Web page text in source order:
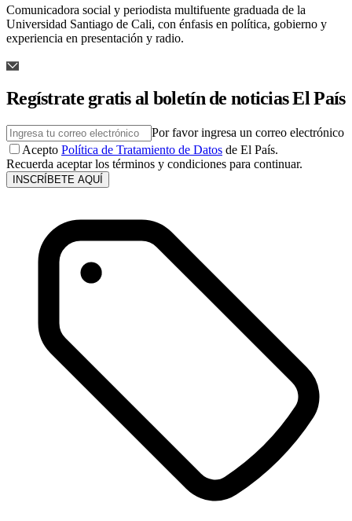
Comunicadora social y periodista multifuente graduada de la
Universidad Santiago de Cali, con énfasis en política, gobierno y
experiencia en presentación y radio.
Regístrate gratis al boletín de noticias El País
Por favor ingresa un correo electrónico
Acepto Política de Tratamiento de Datos de El País.
Recuerda aceptar los términos y condiciones para continuar.
INSCRÍBETE AQUÍ